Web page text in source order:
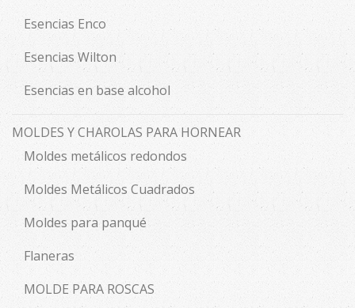
Esencias Enco
Esencias Wilton
Esencias en base alcohol
MOLDES Y CHAROLAS PARA HORNEAR
Moldes metálicos redondos
Moldes Metálicos Cuadrados
Moldes para panqué
Flaneras
MOLDE PARA ROSCAS